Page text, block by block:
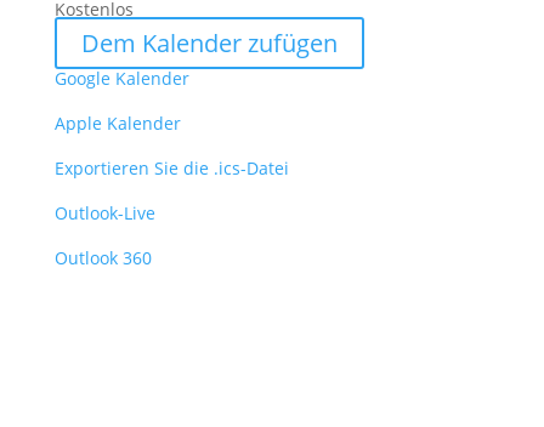
Kostenlos
Dem Kalender zufügen
Google Kalender
Apple Kalender
Exportieren Sie die .ics-Datei
Outlook-Live
Outlook 360